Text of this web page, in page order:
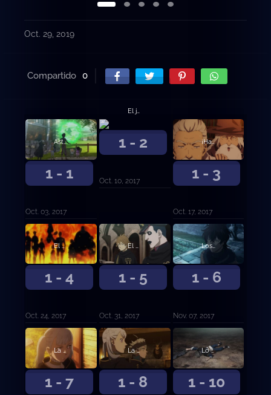
Oct. 29, 2019
Compartido 0
1 - 1
Asta y Yuno
Oct. 03, 2017
1 - 2
El juramento del muchacho
Oct. 10, 2017 1 - 3
¡Hacia la capital del Reino del Trébol!
Oct. 17, 2017
1 - 4
El examen de caballería
Oct. 24, 2017
1 - 5
El camino hasta ser Rey Mago
Oct. 31, 2017
1 - 6
Los Toros Negros
Nov. 07, 2017
1 - 7
La otra novata
1 - 8
La primera misión
1 - 10
Lo que proteger